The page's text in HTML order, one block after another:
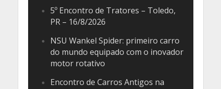
5º Encontro de Tratores – Toledo,
PR – 16/8/2026
NSU Wankel Spider: primeiro carro
do mundo equipado com o inovador
motor rotativo
Encontro de Carros Antigos na